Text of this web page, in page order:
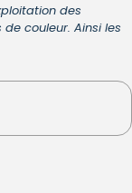
des
couleur. Ainsi les